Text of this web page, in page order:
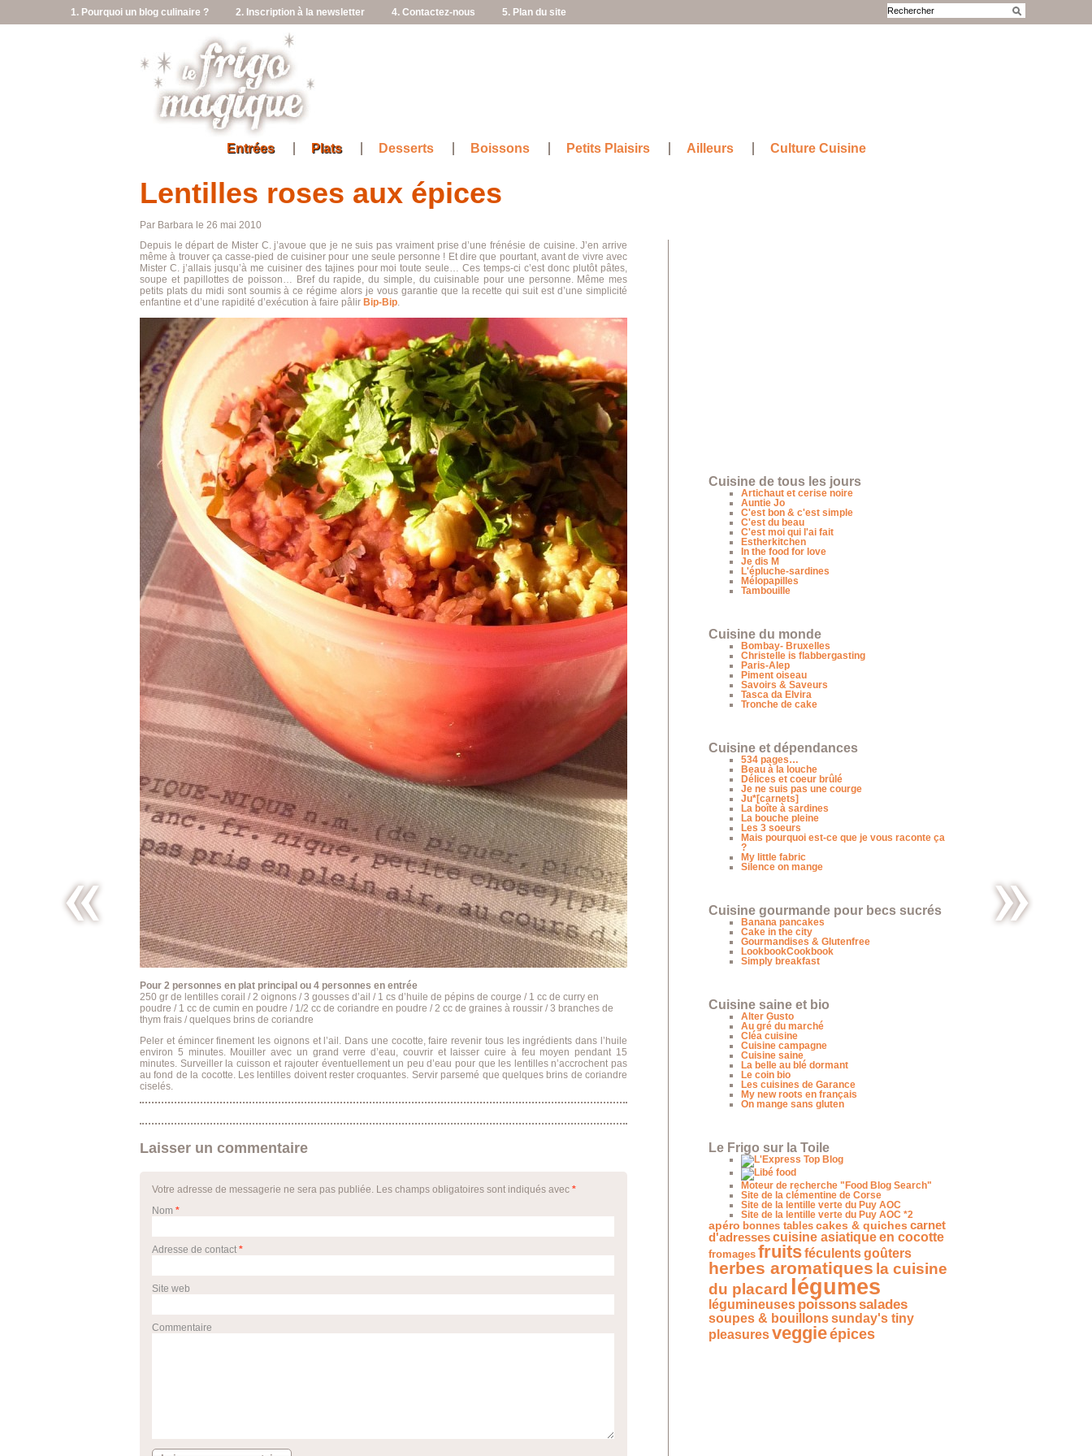
1. Pourquoi un blog culinaire ? 2. Inscription à la newsletter 4. Contactez-nous 5. Plan du site
Entrées Plats Desserts Boissons Petits Plaisirs Ailleurs Culture Cuisine
Lentilles roses aux épices
Par Barbara le 26 mai 2010
Depuis le départ de Mister C. j’avoue que je ne suis pas vraiment prise d’une frénésie de cuisine. J’en arrive
même à trouver ça casse-pied de cuisiner pour une seule personne ! Et dire que pourtant, avant de vivre avec
Mister C. j’allais jusqu’à me cuisiner des tajines pour moi toute seule… Ces temps-ci c’est donc plutôt pâtes,
soupe et papillottes de poisson… Bref du rapide, du simple, du cuisinable pour une personne. Même mes
petits plats du midi sont soumis à ce régime alors je vous garantie que la recette qui suit est d’une simplicité
enfantine et d’une rapidité d’exécution à faire pâlir Bip-Bip.
Pour 2 personnes en plat principal ou 4 personnes en entrée
250 gr de lentilles corail / 2 oignons / 3 gousses d’ail / 1 cs d’huile de pépins de courge / 1 cc de curry en
poudre / 1 cc de cumin en poudre / 1/2 cc de coriandre en poudre / 2 cc de graines à roussir / 3 branches de
thym frais / quelques brins de coriandre
Peler et émincer finement les oignons et l’ail. Dans une cocotte, faire revenir tous les ingrédients dans l’huile
environ 5 minutes. Mouiller avec un grand verre d’eau, couvrir et laisser cuire à feu moyen pendant 15
minutes. Surveiller la cuisson et rajouter éventuellement un peu d’eau pour que les lentilles n’accrochent pas
au fond de la cocotte. Les lentilles doivent rester croquantes. Servir parsemé que quelques brins de coriandre
ciselés.
Laisser un commentaire
Votre adresse de messagerie ne sera pas publiée. Les champs obligatoires sont indiqués avec *
Nom *
Adresse de contact *
Site web
Commentaire
Cuisine de tous les jours
Artichaut et cerise noire
Auntie Jo
C'est bon & c'est simple
C'est du beau
C'est moi qui l'ai fait
Estherkitchen
In the food for love
Je dis M
L'épluche-sardines
Mélopapilles
Tambouille
Cuisine du monde
Bombay- Bruxelles
Christelle is flabbergasting
Paris-Alep
Piment oiseau
Savoirs & Saveurs
Tasca da Elvira
Tronche de cake
Cuisine et dépendances
534 pages…
Beau à la louche
Délices et coeur brûlé
Je ne suis pas une courge
Ju*[carnets]
La boîte à sardines
La bouche pleine
Les 3 soeurs
Mais pourquoi est-ce que je vous raconte ça
?
My little fabric
Silence on mange
Cuisine gourmande pour becs sucrés
Banana pancakes
Cake in the city
Gourmandises & Glutenfree
LookbookCookbook
Simply breakfast
Cuisine saine et bio
Alter Gusto
Au gré du marché
Cléa cuisine
Cuisine campagne
Cuisine saine
La belle au blé dormant
Le coin bio
Les cuisines de Garance
My new roots en français
On mange sans gluten
Le Frigo sur la Toile
Moteur de recherche "Food Blog Search"
Site de la clémentine de Corse
Site de la lentille verte du Puy AOC
Site de la lentille verte du Puy AOC *2
apéro bonnes tables cakes & quiches carnet
d'adressescuisine asiatiqueen cocotte
fromages fruitsféculentsgoûters
herbes aromatiques la cuisine
du placard légumes
légumineuses poissonssalades
soupes & bouillonssunday's tiny
pleasuresveggieépices